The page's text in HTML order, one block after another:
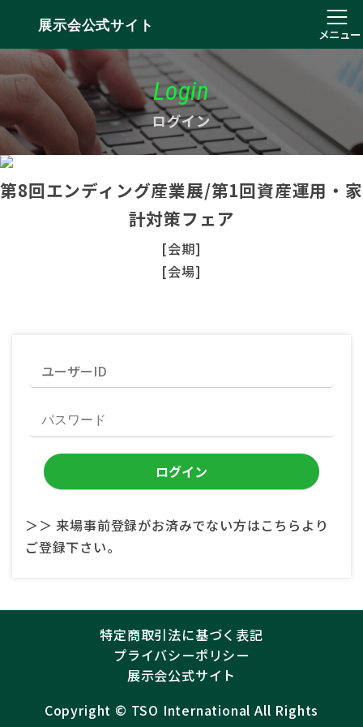
展示会公式サイト
メニュー
Login
ログイン
第8回エンディング産業展/第1回資産運用・家
計対策フェア
[会期]
[会場]
＞＞ 来場事前登録がお済みでない方はこちらより
ご登録下さい。
特定商取引法に基づく表記
プライバシーポリシー
展示会公式サイト
Copyright ©︎ TSO International All Rights